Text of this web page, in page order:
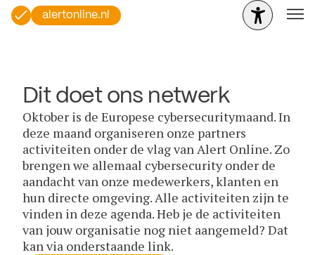
alertonline.nl
Dit doet ons netwerk
Oktober is de Europese cybersecuritymaand. In
deze maand organiseren onze partners
activiteiten onder de vlag van Alert Online. Zo
brengen we allemaal cybersecurity onder de
aandacht van onze medewerkers, klanten en
hun directe omgeving. Alle activiteiten zijn te
vinden in deze agenda. Heb je de activiteiten
van jouw organisatie nog niet aangemeld? Dat
kan via onderstaande link.